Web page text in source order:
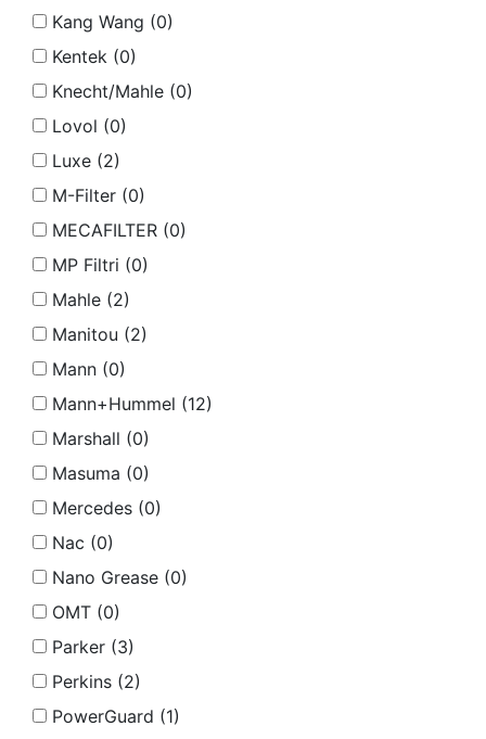
Kang Wang (0)
Kentek (0)
Knecht/Mahle (0)
Lovol (0)
Luxe (2)
M-Filter (0)
MECAFILTER (0)
MP Filtri (0)
Mahle (2)
Manitou (2)
Mann (0)
Mann+Hummel (12)
Marshall (0)
Masuma (0)
Mercedes (0)
Nac (0)
Nano Grease (0)
OMT (0)
Parker (3)
Perkins (2)
PowerGuard (1)